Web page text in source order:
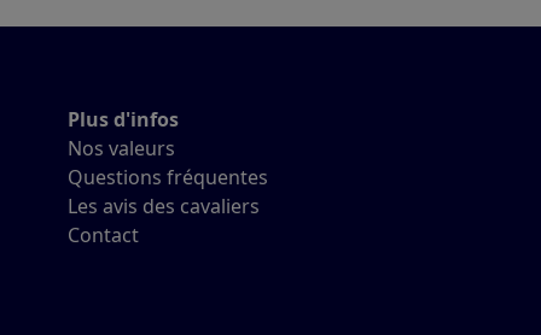
Plus d'infos
Nos valeurs
Questions fréquentes
Les avis des cavaliers
Contact